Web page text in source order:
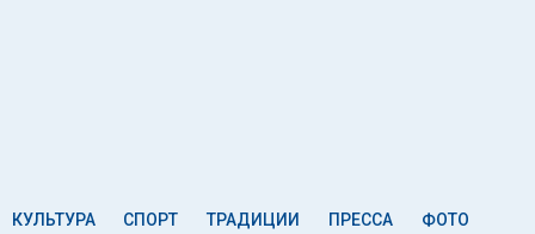
КУЛЬТУРА СПОРТ ТРАДИЦИИ ПРЕССА ФОТО